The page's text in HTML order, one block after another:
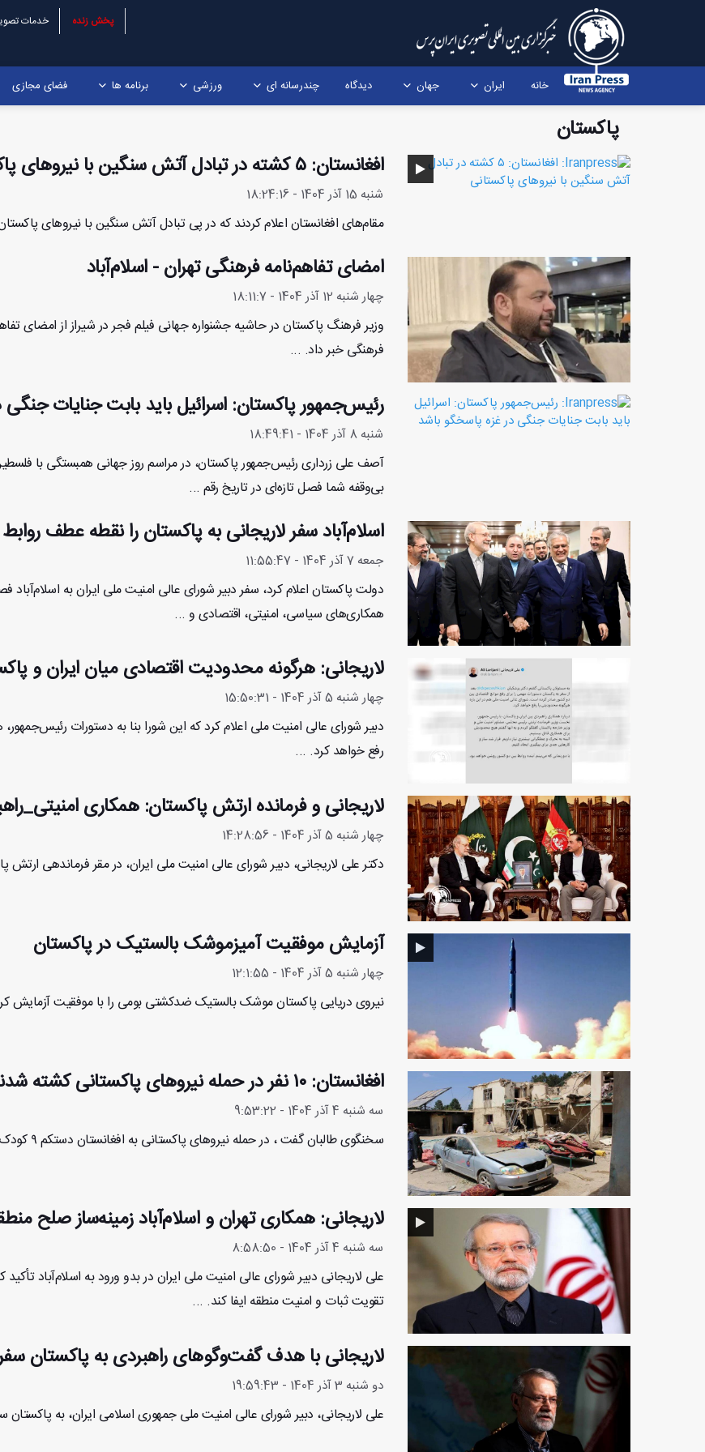
پخش زنده خدمات
خانه ایران جهان دیدگاه چندرسانه ای ورزشی برنامه ها فضای مجازی
پاکستان
افغانستان: ۵ کشته در تبادل آتش سنگین با نیروهای پاکستانی
شنبه 15 آذر 1404 - 18:24:16
مقام‌های افغانستان اعلام کردند که در پی تبادل آتش سنگین با نیروهای
امضای تفاهم‌نامه فرهنگی تهران - اسلام‌آباد
چهار شنبه 12 آذر 1404 - 18:11:7
وزیر فرهنگ پاکستان در حاشیه جشنواره جهانی فیلم فجر در شیراز از امضای
فرهنگی خبر داد. ...
رئیس‌جمهور پاکستان: اسرائیل باید بابت جنایات
شنبه 8 آذر 1404 - 18:49:41
آصف علی زرداری رئیس‌جمهور پاکستان، در مراسم روز جهانی همبستگی با
بی‌وقفه شما فصل تازه‌ای در تاریخ رقم ...
اسلام‌آباد سفر لاریجانی به پاکستان را نقطه عطف روابط
جمعه 7 آذر 1404 - 11:55:47
دولت پاکستان اعلام کرد، سفر دبیر شورای عالی امنیت ملی ایران به
همکاری‌های سیاسی، امنیتی، اقتصادی و ...
لاریجانی: هرگونه محدودیت اقتصادی میان ایران و
چهار شنبه 5 آذر 1404 - 15:50:31
دبیر شورای عالی امنیت ملی اعلام کرد که این شورا بنا به دستورات
رفع خواهد کرد. ...
لاریجانی و فرمانده ارتش پاکستان: همکاری
چهار شنبه 5 آذر 1404 - 14:28:56
دکتر علی لاریجانی، دبیر شورای عالی امنیت ملی ایران، در مقر فرماندهی
آزمایش موفقیت آمیزموشک بالستیک در پاکستان
چهار شنبه 5 آذر 1404 - 12:1:55
نیروی دریایی پاکستان موشک بالستیک ضدکشتی بومی را با موفقیت آزمایش
افغانستان: ۱۰ نفر در حمله نیروهای پاکستانی کشته شدند
سه شنبه 4 آذر 1404 - 9:53:22
سخنگوی طالبان گفت ، در حمله نیروهای پاکستانی به افغانستان دستکم ۹ کودک و یک زن کشته شدند. ...
لاریجانی: همکاری تهران و اسلام‌آباد زمینه‌ساز صلح
سه شنبه 4 آذر 1404 - 8:58:50
علی لاریجانی دبیر شورای عالی امنیت ملی ایران در بدو ورود به اسلام‌آباد
تقویت ثبات و امنیت منطقه ایفا کند. ...
لاریجانی با هدف گفت‌وگوهای راهبردی به پاکستان
دو شنبه 3 آذر 1404 - 19:59:43
علی لاریجانی، دبیر شورای عالی امنیت ملی جمهوری اسلامی ایران، به پاکستان